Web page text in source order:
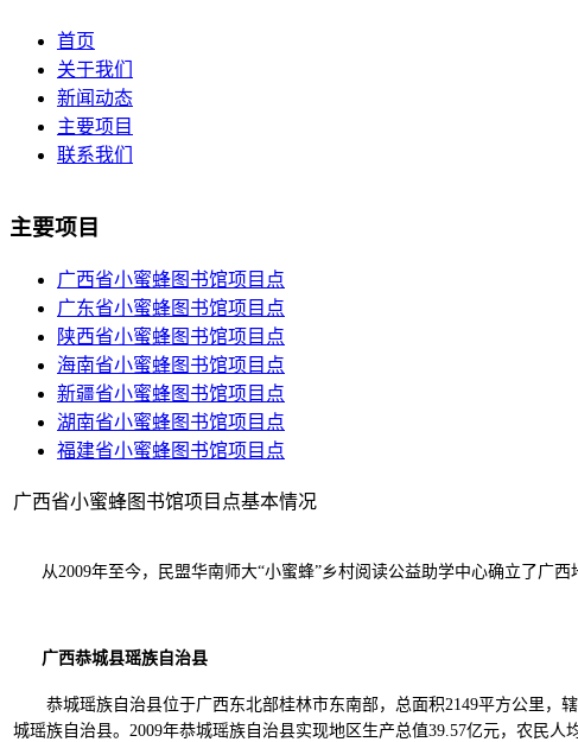
首页
关于我们
新闻动态
主要项目
联系我们
主要项目
广西省小蜜蜂图书馆项目点
广东省小蜜蜂图书馆项目点
陕西省小蜜蜂图书馆项目点
海南省小蜜蜂图书馆项目点
新疆省小蜜蜂图书馆项目点
湖南省小蜜蜂图书馆项目点
福建省小蜜蜂图书馆项目点
广西省小蜜蜂图书馆项目点基本情况
从2009年至今，民盟华南师大“小蜜蜂”乡村阅读公益助学中心确立了广西
广西恭城县瑶族自治县
恭城瑶族自治县位于广西东北部桂林市东南部，总面积2149平方公里，
城瑶族自治县。2009年恭城瑶族自治县实现地区生产总值39.57亿元，农民人